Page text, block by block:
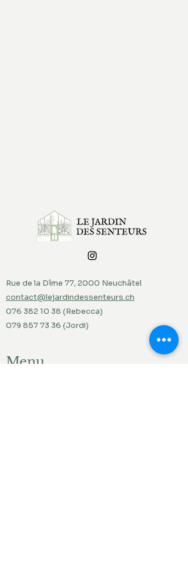
Rue de la Dîme 77, 2000 Neuchâtel
contact@lejardindessenteurs.ch
076 382 10 38 (Rebecca)
079 857 73 36 (Jordi)
Menu